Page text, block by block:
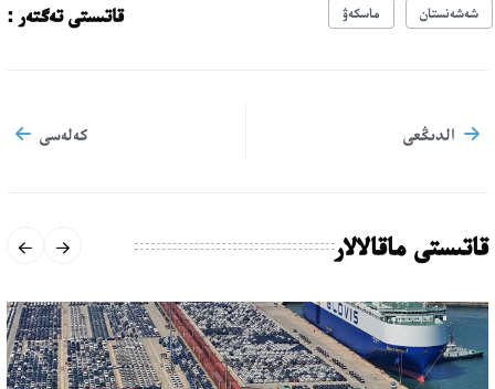
قاتىستى تەگتەر : شەشەنستان ماسكەۋ
الدىڭعى كەلەسى
قاتىستى ماقالالار